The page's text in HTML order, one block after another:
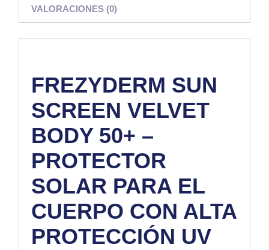
VALORACIONES (0)
FREZYDERM SUN
SCREEN VELVET
BODY 50+ –
PROTECTOR
SOLAR PARA EL
CUERPO CON ALTA
PROTECCIÓN UV